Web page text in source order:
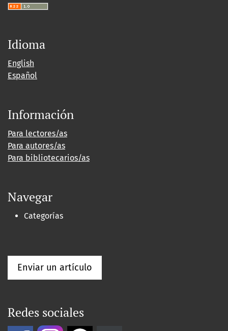
Idioma
English
Español
Información
Para lectores/as
Para autores/as
Para bibliotecarios/as
Navegar
Categorías
Enviar un artículo
Redes sociales